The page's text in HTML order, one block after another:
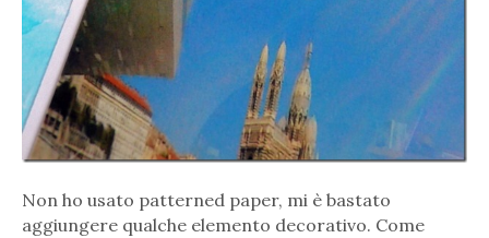
Non ho usato patterned paper, mi è bastato
aggiungere qualche elemento decorativo. Come